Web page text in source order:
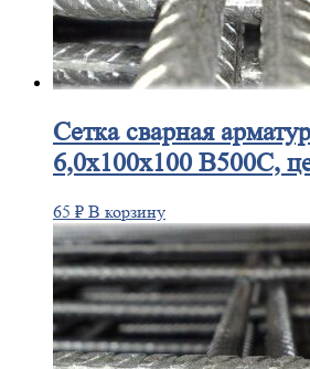
Сеткасварная
6,0х100х100 В500С,
65 ₽ В корзину